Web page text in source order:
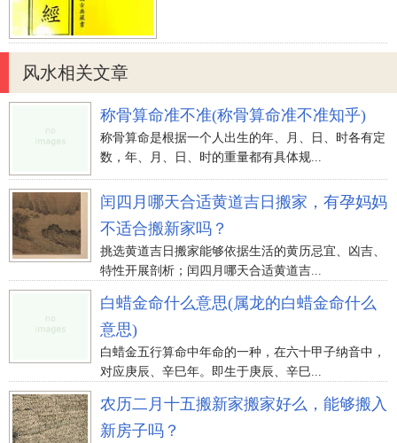
风水相关文章
称骨算命准不准(称骨算命准不准知乎)
称骨算命是根据一个人出生的年、月、日、时各有定
数，年、月、日、时的重量都有具体规...
闰四月哪天合适黄道吉日搬家，有孕妈妈
不适合搬新家吗？
挑选黄道吉日搬家能够依据生活的黄历忌宜、凶吉、
特性开展剖析；闰四月哪天合适黄道吉...
白蜡金命什么意思(属龙的白蜡金命什么
意思)
白蜡金五行算命中年命的一种，在六十甲子纳音中，
对应庚辰、辛巳年。即生于庚辰、辛巳...
农历二月十五搬新家搬家好么，能够搬入
新房子吗？